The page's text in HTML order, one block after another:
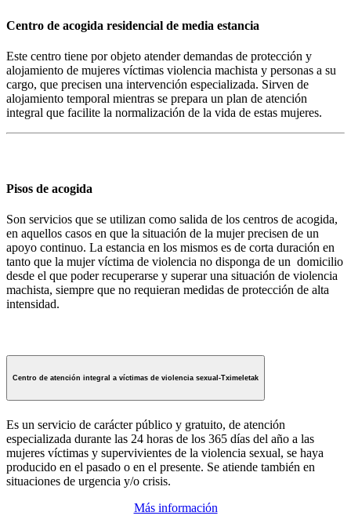
Centro de acogida residencial de media estancia
Este centro tiene por objeto atender demandas de protección y
alojamiento de mujeres víctimas violencia machista y personas a su
cargo, que precisen una intervención especializada. Sirven de
alojamiento temporal mientras se prepara un plan de atención
integral que facilite la normalización de la vida de estas mujeres.
Pisos de acogida
Son servicios que se utilizan como salida de los centros de acogida,
en aquellos casos en que la situación de la mujer precisen de un
apoyo continuo. La estancia en los mismos es de corta duración en
tanto que la mujer víctima de violencia no disponga de un domicilio
desde el que poder recuperarse y superar una situación de violencia
machista, siempre que no requieran medidas de protección de alta
intensidad.
Centro de atención integral a víctimas de violencia sexual-Tximeletak
Es un servicio de carácter público y gratuito, de atención
especializada durante las 24 horas de los 365 días del año a las
mujeres víctimas y supervivientes de la violencia sexual, se haya
producido en el pasado o en el presente. Se atiende también en
situaciones de urgencia y/o crisis.
Más información